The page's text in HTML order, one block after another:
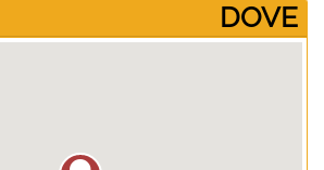
­DOVE